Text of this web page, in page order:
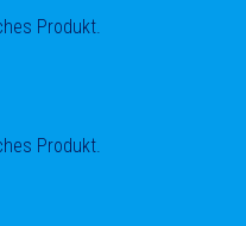
Produkt.
Produkt.